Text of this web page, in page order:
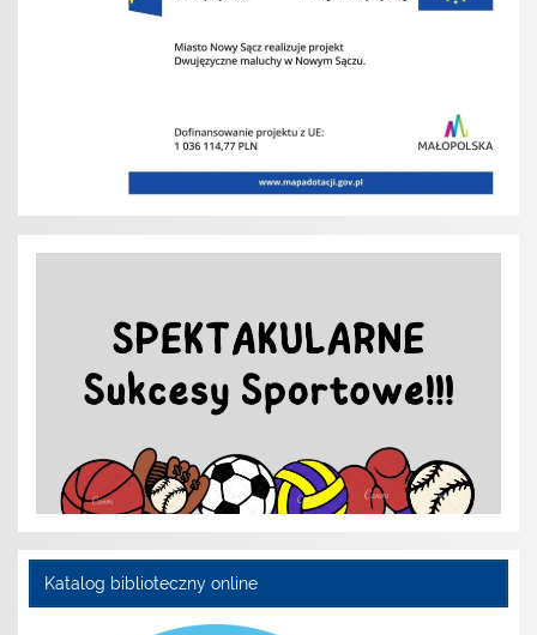
Katalog biblioteczny online